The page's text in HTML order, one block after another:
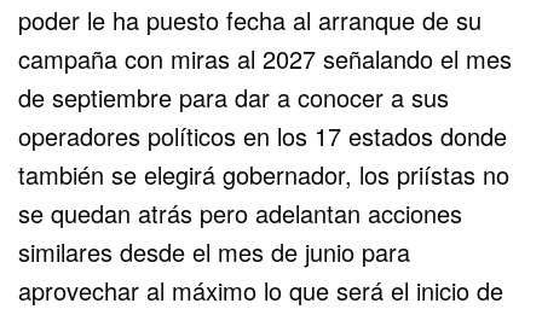
poder le ha puesto fecha al arranque de su
campaña con miras al 2027 señalando el mes
de septiembre para dar a conocer a sus
operadores políticos en los 17 estados donde
también se elegirá gobernador, los priístas no
se quedan atrás pero adelantan acciones
similares desde el mes de junio para
aprovechar al máximo lo que será el inicio de